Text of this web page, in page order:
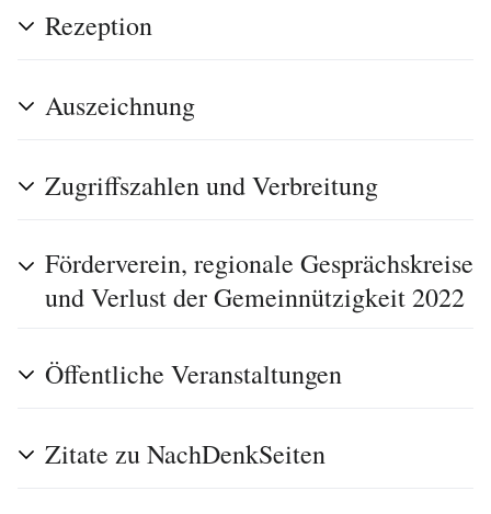
Rezeption
Auszeichnung
Zugriffszahlen und Verbreitung
Förderverein, regionale Gesprächskreise
und Verlust der Gemeinnützigkeit 2022
Öffentliche Veranstaltungen
Zitate zu NachDenkSeiten